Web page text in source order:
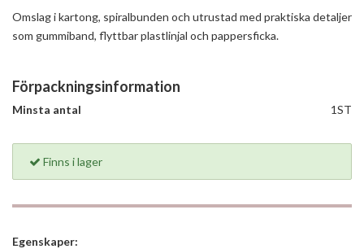
Omslag i kartong, spiralbunden och utrustad med praktiska detaljer
som gummiband, flyttbar plastlinjal och pappersficka.
Förpackningsinformation
Minsta antal 1ST
Finns i lager
Egenskaper: